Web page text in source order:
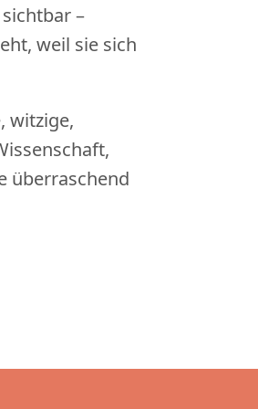
–
weil sie sich
witzige,
überraschend